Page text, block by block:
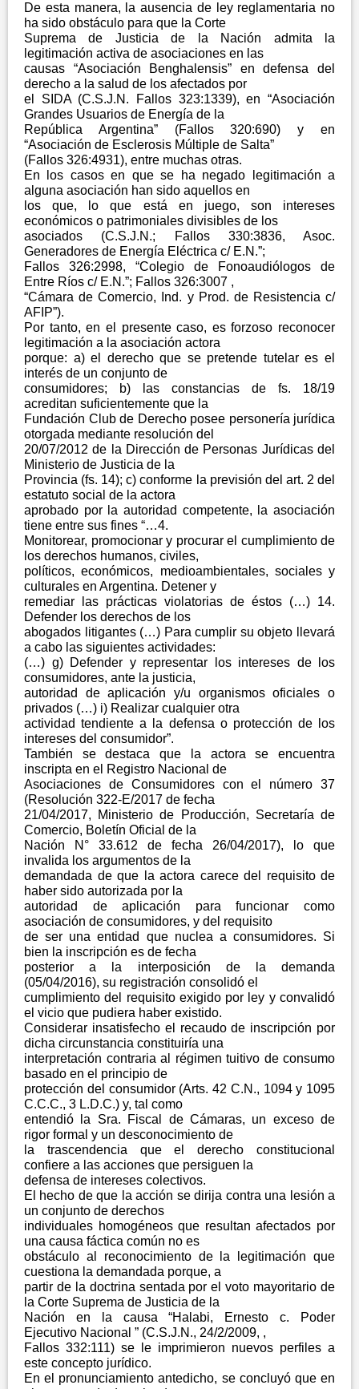
De esta manera, la ausencia de ley reglamentaria no
ha sido obstáculo para que la Corte
Suprema de Justicia de la Nación admita la
legitimación activa de asociaciones en las
causas “Asociación Benghalensis” en defensa del
derecho a la salud de los afectados por
el SIDA (C.S.J.N. Fallos 323:1339), en “Asociación
Grandes Usuarios de Energía de la
República Argentina” (Fallos 320:690) y en
“Asociación de Esclerosis Múltiple de Salta”
(Fallos 326:4931), entre muchas otras.
En los casos en que se ha negado legitimación a
alguna asociación han sido aquellos en
los que, lo que está en juego, son intereses
económicos o patrimoniales divisibles de los
asociados (C.S.J.N.; Fallos 330:3836, Asoc.
Generadores de Energía Eléctrica c/ E.N.”;
Fallos 326:2998, “Colegio de Fonoaudiólogos de
Entre Ríos c/ E.N.”; Fallos 326:3007 ,
“Cámara de Comercio, Ind. y Prod. de Resistencia c/
AFIP”).
Por tanto, en el presente caso, es forzoso reconocer
legitimación a la asociación actora
porque: a) el derecho que se pretende tutelar es el
interés de un conjunto de
consumidores; b) las constancias de fs. 18/19
acreditan suficientemente que la
Fundación Club de Derecho posee personería jurídica
otorgada mediante resolución del
20/07/2012 de la Dirección de Personas Jurídicas del
Ministerio de Justicia de la
Provincia (fs. 14); c) conforme la previsión del art. 2 del
estatuto social de la actora
aprobado por la autoridad competente, la asociación
tiene entre sus fines “…4.
Monitorear, promocionar y procurar el cumplimiento de
los derechos humanos, civiles,
políticos, económicos, medioambientales, sociales y
culturales en Argentina. Detener y
remediar las prácticas violatorias de éstos (…) 14.
Defender los derechos de los
abogados litigantes (…) Para cumplir su objeto llevará
a cabo las siguientes actividades:
(…) g) Defender y representar los intereses de los
consumidores, ante la justicia,
autoridad de aplicación y/u organismos oficiales o
privados (…) i) Realizar cualquier otra
actividad tendiente a la defensa o protección de los
intereses del consumidor”.
También se destaca que la actora se encuentra
inscripta en el Registro Nacional de
Asociaciones de Consumidores con el número 37
(Resolución 322-E/2017 de fecha
21/04/2017, Ministerio de Producción, Secretaría de
Comercio, Boletín Oficial de la
Nación N° 33.612 de fecha 26/04/2017), lo que
invalida los argumentos de la
demandada de que la actora carece del requisito de
haber sido autorizada por la
autoridad de aplicación para funcionar como
asociación de consumidores, y del requisito
de ser una entidad que nuclea a consumidores. Si
bien la inscripción es de fecha
posterior a la interposición de la demanda
(05/04/2016), su registración consolidó el
cumplimiento del requisito exigido por ley y convalidó
el vicio que pudiera haber existido.
Considerar insatisfecho el recaudo de inscripción por
dicha circunstancia constituiría una
interpretación contraria al régimen tuitivo de consumo
basado en el principio de
protección del consumidor (Arts. 42 C.N., 1094 y 1095
C.C.C., 3 L.D.C.) y, tal como
entendió la Sra. Fiscal de Cámaras, un exceso de
rigor formal y un desconocimiento de
la trascendencia que el derecho constitucional
confiere a las acciones que persiguen la
defensa de intereses colectivos.
El hecho de que la acción se dirija contra una lesión a
un conjunto de derechos
individuales homogéneos que resultan afectados por
una causa fáctica común no es
obstáculo al reconocimiento de la legitimación que
cuestiona la demandada porque, a
partir de la doctrina sentada por el voto mayoritario de
la Corte Suprema de Justicia de la
Nación en la causa “Halabi, Ernesto c. Poder
Ejecutivo Nacional ” (C.S.J.N., 24/2/2009, ,
Fallos 332:111) se le imprimieron nuevos perfiles a
este concepto jurídico.
En el pronunciamiento antedicho, se concluyó que en